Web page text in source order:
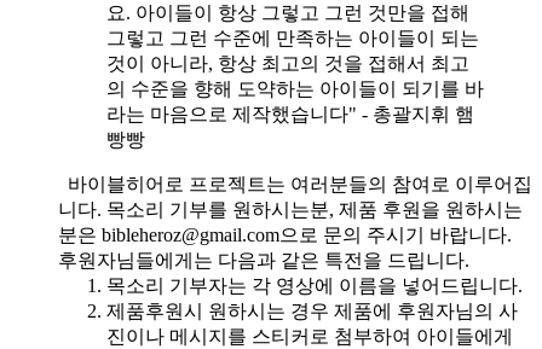
요. 아이들이 항상 그렇고 그런 것만을 접해
그렇고 그런 수준에 만족하는 아이들이 되는
것이 아니라, 항상 최고의 것을 접해서 최고
의 수준을 향해 도약하는 아이들이 되기를 바
라는 마음으로 제작했습니다" - 총괄지휘 햄
빵빵
바이블히어로 프로젝트는 여러분들의 참여로 이루어집
니다. 목소리 기부를 원하시는분, 제품 후원을 원하시는
분은 bibleheroz@gmail.com으로 문의 주시기 바랍니다.
후원자님들에게는 다음과 같은 특전을 드립니다.
목소리 기부자는 각 영상에 이름을 넣어드립니다.
제품후원시 원하시는 경우 제품에 후원자님의 사
진이나 메시지를 스티커로 첨부하여 아이들에게